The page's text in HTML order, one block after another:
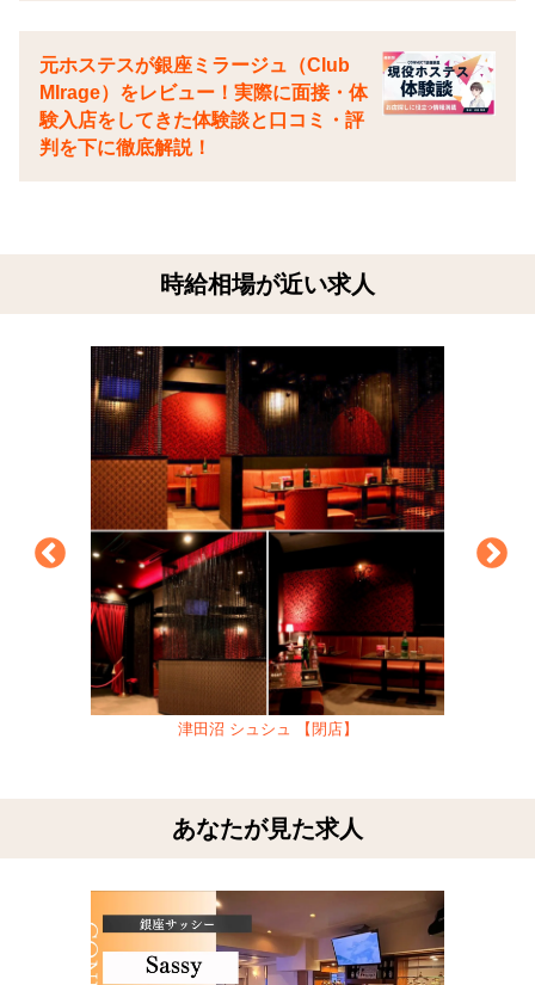
元ホステスが銀座ミラージュ（Club
MIrage）をレビュー！実際に面接・体
験入店をしてきた体験談と口コミ・評
判を下に徹底解説！
時給相場が近い求人
津田沼 シュシュ 【閉店】
あなたが見た求人